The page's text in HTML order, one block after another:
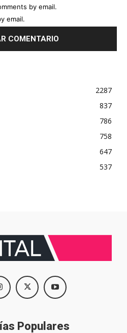
by email.
email.
2287
837
786
758
647
537
Populares